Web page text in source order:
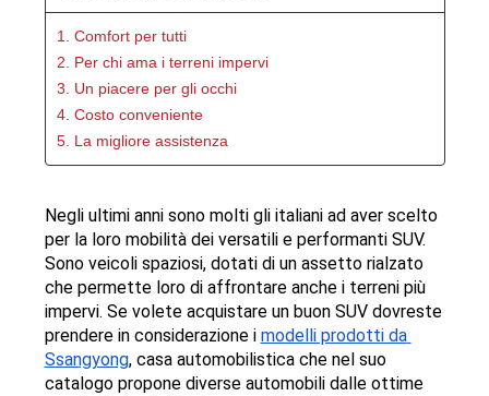
1. Comfort per tutti
2. Per chi ama i terreni impervi
3. Un piacere per gli occhi
4. Costo conveniente
5. La migliore assistenza
Negli ultimi anni sono molti gli italiani ad aver scelto
per la loro mobilità dei versatili e performanti SUV.
Sono veicoli spaziosi, dotati di un assetto rialzato
che permette loro di affrontare anche i terreni più
impervi. Se volete acquistare un buon SUV dovreste
prendere in considerazione i modelli prodotti da
Ssangyong, casa automobilistica che nel suo
catalogo propone diverse automobili dalle ottime